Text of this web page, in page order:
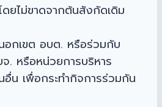
ดยไม่ขาดจากต้นสังกัดเดิม
อกเขต อบต. หรือร่วมกับ
. หรือหน่วยการบริหาร
น เพื่อกระทำกิจการร่วมกัน